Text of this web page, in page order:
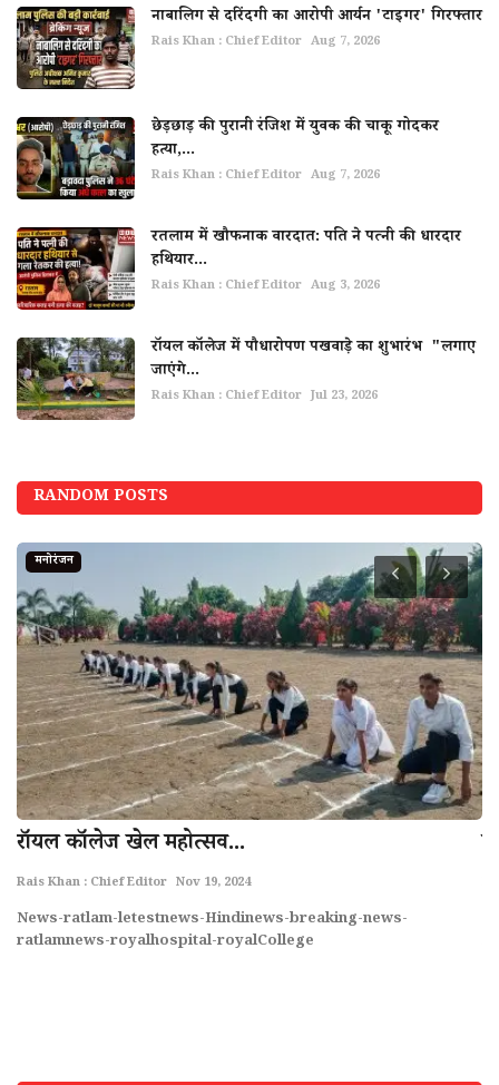
नाबालिग से दरिंदगी का आरोपी आर्यन 'टाइगर' गिरफ्तार
Rais Khan : Chief Editor Aug 7, 2026
छेड़छाड़ की पुरानी रंजिश में युवक की चाकू गोदकर
हत्या,...
Rais Khan : Chief Editor Aug 7, 2026
रतलाम में खौफनाक वारदात: पति ने पत्नी की धारदार
हथियार...
Rais Khan : Chief Editor Aug 3, 2026
रॉयल कॉलेज में पौधारोपण पखवाड़े का शुभारंभ "लगाए
जाएंगे...
Rais Khan : Chief Editor Jul 23, 2026
RANDOM POSTS
मनोरंजन
राॅयल काॅलेज खेल महोत्सव...
Rais Khan : Chief Editor Nov 19, 2024
News-ratlam-letestnews-Hindinews-breaking-news-
ratlamnews-royalhospital-royalCollege